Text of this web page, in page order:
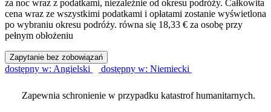
za noc wraz z podatkami, niezależnie od okresu podróży. Całkowita
cena wraz ze wszystkimi podatkami i opłatami zostanie wyświetlona
po wybraniu okresu podróży. równa się 18,33 € za osobę przy
pełnym obłożeniu
Zapytanie bez zobowiązań
dostępny w: Angielski dostępny w: Niemiecki
Zapewnia schronienie w przypadku katastrof humanitarnych.